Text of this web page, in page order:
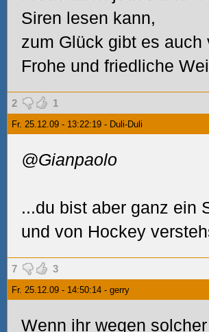
Siren lesen kann,
zum Glück gibt es auch
Frohe und friedliche
2 1
Fr. 25.12.09 - 13:22:19 - Duli-Duli
@Gianpaolo
...du bist aber ganz ein
und von Hockey
7 3
Fr. 25.12.09 - 14:50:14 - gerry
Wenn ihr wegen